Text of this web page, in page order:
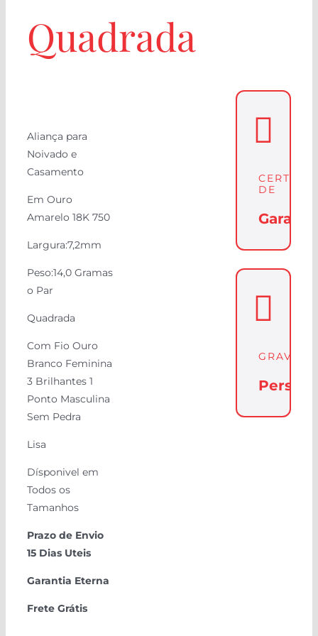
Quadrada
Aliança para
Noivado e
Casamento
Em Ouro
Amarelo 18K 750
Largura:7,2mm
Peso:14,0 Gramas
o Par
Quadrada
Com Fio Ouro
Branco Feminina
3 Brilhantes 1
Ponto Masculina
Sem Pedra
Lisa
Dísponivel em
Todos os
Tamanhos
Prazo de Envio
15 Dias Uteis
Garantia Eterna
Frete Grátis
DE